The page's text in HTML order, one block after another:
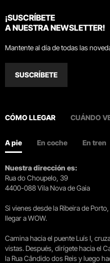
¡SUSCRÍBETE
A NUESTRA NEWSLETTER!
Mantente al día de todas las
SUSCRÍBETE
CÓMO LLEGAR CUÁNDO
A pie En coche En tren
Nuestra dirección es:
Rua do Choupelo, 39
4400-088 Vila Nova de Gaia
Si vienes desde la Ribeira de
llegar a WOW.
Camina hacia el puente Luís I,
vistas. Después, dirígete hacia el
la Rua Cândido dos Reis y luego